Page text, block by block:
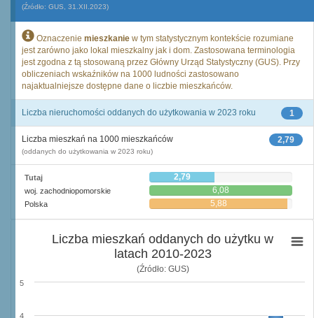
(Źródło: GUS, 31.XII.2023)
Oznaczenie mieszkanie w tym statystycznym kontekście rozumiane
jest zarówno jako lokal mieszkalny jak i dom. Zastosowana terminologia
jest zgodna z tą stosowaną przez Główny Urząd Statystyczny (GUS). Przy
obliczeniach wskaźników na 1000 ludności zastosowano
najaktualniejsze dostępne dane o liczbie mieszkańców.
1
Liczba nieruchomości oddanych do użytkowania w 2023 roku
2,79
Liczba mieszkań na 1000 mieszkańców
(oddanych do użytkowania w 2023 roku)
Tutaj 2,79
woj. zachodniopomorskie 6,08
Polska 5,88
Liczba mieszkań oddanych do użytku w
latach 2010-2023
(Źródło: GUS)
4
5